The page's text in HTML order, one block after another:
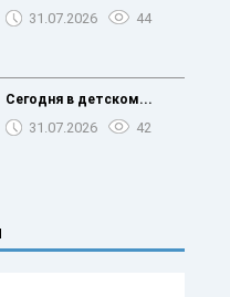
31.07.2026 44
Сегодня в детском...
31.07.2026 42